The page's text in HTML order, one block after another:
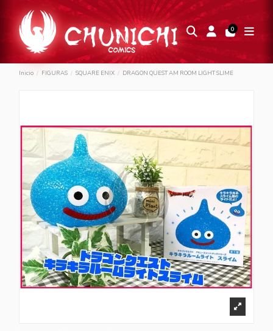
0
Inicio FIGURAS SQUARE ENIX DRAGON QUEST AM ROOM LIGHT SLIME